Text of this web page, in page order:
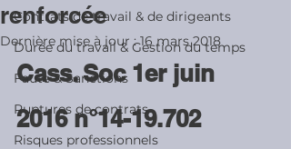
Contrats de travail & de dirigeants
Durée du travail & Gestion du temps
Faute & Sanctions
Ruptures de contrats
Risques professionnels
renforcée
Dernière mise à jour :16 mars 2018
Cass. Soc 1er juin
2016 n°14-19.702